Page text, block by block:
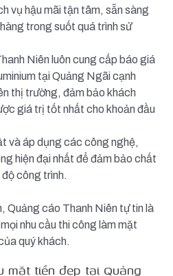
vụ hậu mãi tận tâm, sẵn sàng
trong suốt quá trình sử
Niên luôn cung cấp báo giá
tại Quảng Ngãi cạnh
thị trường, đảm bảo khách
giá trị tốt nhất cho khoản đầu
và áp dụng các công nghệ,
hiện đại nhất để đảm bảo chất
độ công trình.
Quảng cáo Thanh Niên tự tin là
nhu cầu thi công làm mặt
quý khách.
mặt tiền đẹp tại Quảng